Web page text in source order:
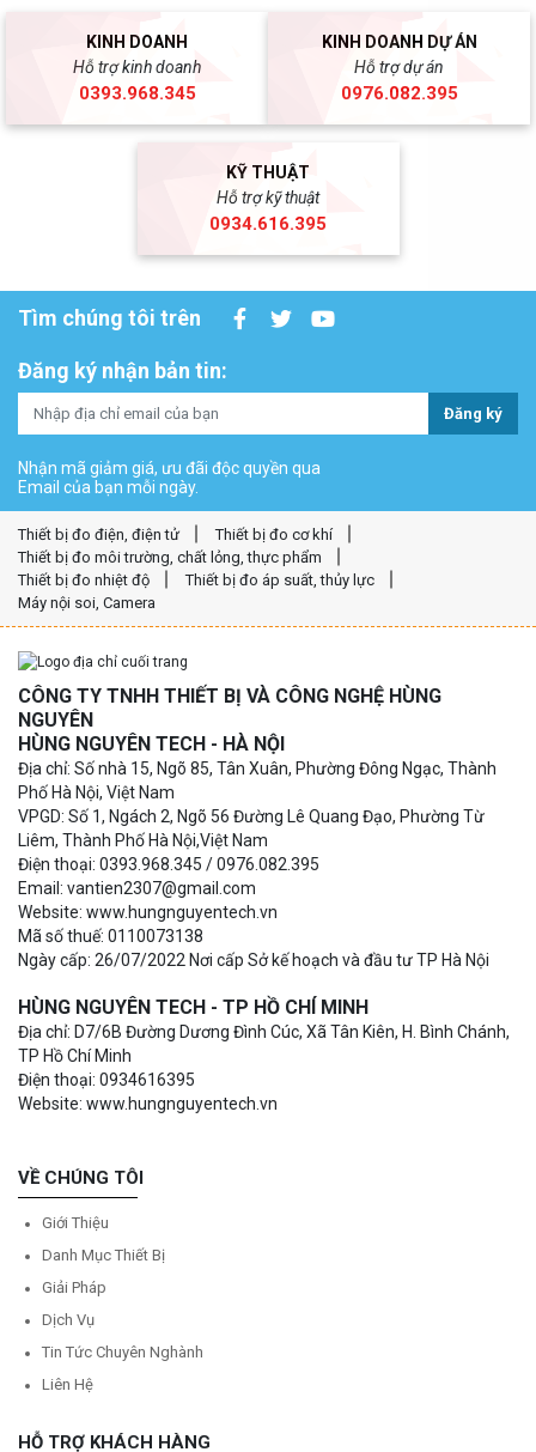
KINH DOANH
Hỗ trợ kinh doanh
0393.968.345
KINH DOANH DỰ ÁN
Hỗ trợ dự án
0976.082.395
KỸ THUẬT
Hỗ trợ kỹ thuật
0934.616.395
Tìm chúng tôi trên
Đăng ký nhận bản tin:
Đăng ký
Nhận mã giảm giá, ưu đãi độc quyền qua
Email của bạn mỗi ngày.
Thiết bị đo điện, điện tử
Thiết bị đo cơ khí
Thiết bị đo môi trường, chất lỏng, thực phẩm
Thiết bị đo nhiệt độ
Thiết bị đo áp suất, thủy lực
Máy nội soi, Camera
CÔNG TY TNHH THIẾT BỊ VÀ CÔNG NGHỆ HÙNG
NGUYÊN
HÙNG NGUYÊN TECH - HÀ NỘI
Địa chỉ: Số nhà 15, Ngõ 85, Tân Xuân, Phường Đông Ngạc, Thành
Phố Hà Nội, Việt Nam
VPGD: Số 1, Ngách 2, Ngõ 56 Đường Lê Quang Đạo, Phường Từ
Liêm, Thành Phố Hà Nội,Việt Nam
Điện thoại: 0393.968.345 / 0976.082.395
Email: vantien2307@gmail.com
Website: www.hungnguyentech.vn
Mã số thuế: 0110073138
Ngày cấp: 26/07/2022 Nơi cấp Sở kế hoạch và đầu tư TP Hà Nội
HÙNG NGUYÊN TECH - TP HỒ CHÍ MINH
Địa chỉ: D7/6B Đường Dương Đình Cúc, Xã Tân Kiên, H. Bình Chánh,
TP Hồ Chí Minh
Điện thoại: 0934616395
Website: www.hungnguyentech.vn
VỀ CHÚNG TÔI
Giới Thiệu
Danh Mục Thiết Bị
Giải Pháp
Dịch Vụ
Tin Tức Chuyên Nghành
Liên Hệ
HỖ TRỢ KHÁCH HÀNG